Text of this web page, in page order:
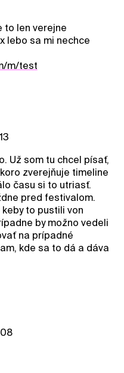
to len verejne
lebo sa mi nechce
m/test
Už som tu chcel písať,
zverejňuje timeline
času si to utriasť.
pred festivalom.
to pustili von
by možno vedeli
na prípadné
kde sa to dá a dáva